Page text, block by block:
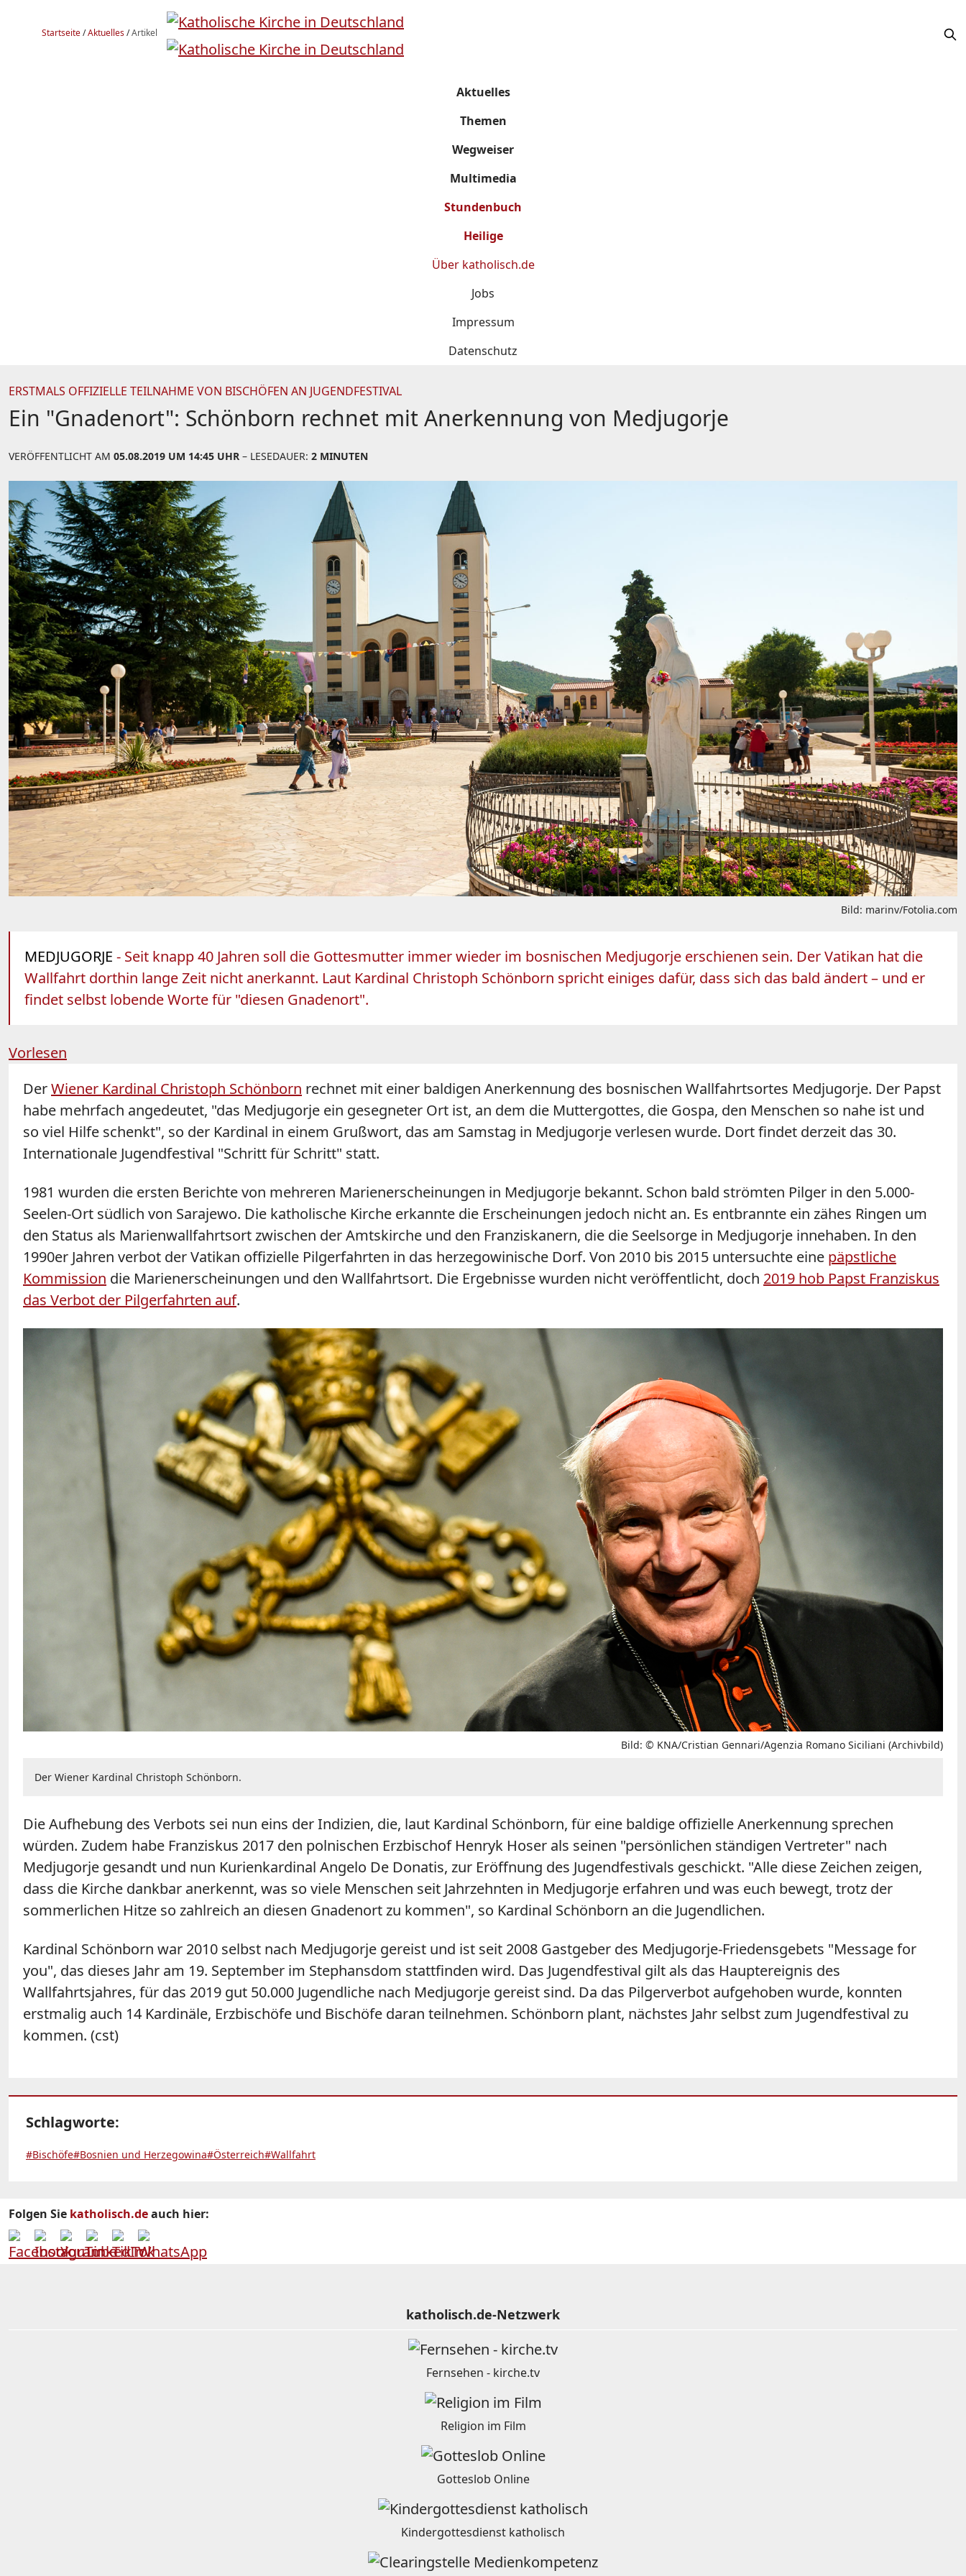
Startseite/Aktuelles/Artikel
Aktuelles
Themen
Wegweiser
Multimedia
Stundenbuch
Heilige
Über katholisch.de
Jobs
Impressum
Datenschutz
ERSTMALS OFFIZIELLE TEILNAHME VON BISCHÖFEN AN JUGENDFESTIVAL
Ein "Gnadenort": Schönborn rechnet mit Anerkennung von Medjugorje
VERÖFFENTLICHT AM 05.08.2019 UM 14:45 UHR – LESEDAUER: 2 MINUTEN
Bild: marinv/Fotolia.com
MEDJUGORJE - Seit knapp 40 Jahren soll die Gottesmutter immer wieder im bosnischen Medjugorje erschienen sein. Der Vatikan hat die
Wallfahrt dorthin lange Zeit nicht anerkannt. Laut Kardinal Christoph Schönborn spricht einiges dafür, dass sich das bald ändert – und er
findet selbst lobende Worte für "diesen Gnadenort".
Vorlesen
DerWiener Kardinal Christoph Schönborn rechnet mit einer baldigen Anerkennung des bosnischen Wallfahrtsortes Medjugorje. Der Papst
habe mehrfach angedeutet, "das Medjugorje ein gesegneter Ort ist, an dem die Muttergottes, die Gospa, den Menschen so nahe ist und
so viel Hilfe schenkt", so der Kardinal in einem Grußwort, das am Samstag in Medjugorje verlesen wurde. Dort findet derzeit das 30.
Internationale Jugendfestival "Schritt für Schritt" statt.
1981 wurden die ersten Berichte von mehreren Marienerscheinungen in Medjugorje bekannt. Schon bald strömten Pilger in den 5.000-
Seelen-Ort südlich von Sarajewo. Die katholische Kirche erkannte die Erscheinungen jedoch nicht an. Es entbrannte ein zähes Ringen um
den Status als Marienwallfahrtsort zwischen der Amtskirche und den Franziskanern, die die Seelsorge in Medjugorje innehaben. In den
1990er Jahren verbot der Vatikan offizielle Pilgerfahrten in das herzegowinische Dorf. Von 2010 bis 2015 untersuchte eine päpstliche
Kommission die Marienerscheinungen und den Wallfahrtsort. Die Ergebnisse wurden nicht veröffentlicht, doch 2019 hob Papst Franziskus
das Verbot der Pilgerfahrten auf.
Bild: © KNA/Cristian Gennari/Agenzia Romano Siciliani (Archivbild)
Der Wiener Kardinal Christoph Schönborn.
Die Aufhebung des Verbots sei nun eins der Indizien, die, laut Kardinal Schönborn, für eine baldige offizielle Anerkennung sprechen
würden. Zudem habe Franziskus 2017 den polnischen Erzbischof Henryk Hoser als seinen "persönlichen ständigen Vertreter" nach
Medjugorje gesandt und nun Kurienkardinal Angelo De Donatis, zur Eröffnung des Jugendfestivals geschickt. "Alle diese Zeichen zeigen,
dass die Kirche dankbar anerkennt, was so viele Menschen seit Jahrzehnten in Medjugorje erfahren und was euch bewegt, trotz der
sommerlichen Hitze so zahlreich an diesen Gnadenort zu kommen", so Kardinal Schönborn an die Jugendlichen.
Kardinal Schönborn war 2010 selbst nach Medjugorje gereist und ist seit 2008 Gastgeber des Medjugorje-Friedensgebets "Message for
you", das dieses Jahr am 19. September im Stephansdom stattfinden wird. Das Jugendfestival gilt als das Hauptereignis des
Wallfahrtsjahres, für das 2019 gut 50.000 Jugendliche nach Medjugorje gereist sind. Da das Pilgerverbot aufgehoben wurde, konnten
erstmalig auch 14 Kardinäle, Erzbischöfe und Bischöfe daran teilnehmen. Schönborn plant, nächstes Jahr selbst zum Jugendfestival zu
kommen. (cst)
Schlagworte:
#Bischöfe#Bosnien und Herzegowina#Österreich#Wallfahrt
Folgen Sie katholisch.deauch hier:
katholisch.de-Netzwerk
Fernsehen - kirche.tv
Religion im Film
Gotteslob Online
Kindergottesdienst katholisch